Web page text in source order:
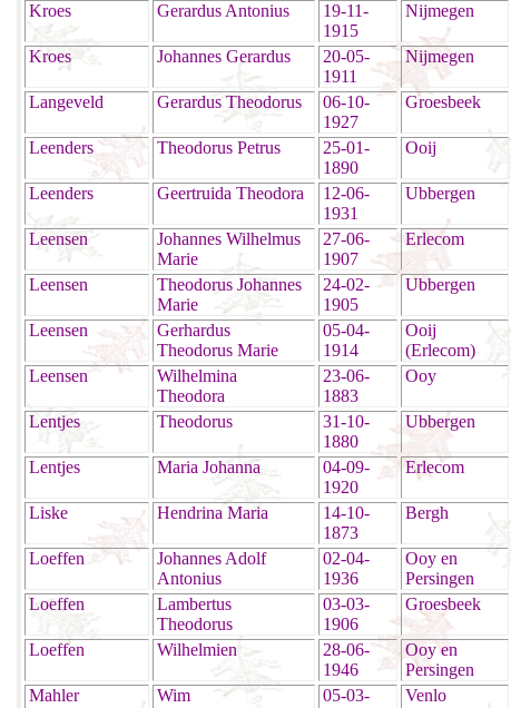
Kroes
Gerardus Antonius
19-11-
1915
Nijmegen
Kroes Johannes Gerardus
20-05-
1911
Nijmegen
Langeveld Gerardus Theodorus
06-10-
1927
Groesbeek
Leenders Theodorus Petrus
25-01-
1890
Ooij
Leenders Geertruida Theodora
12-06-
1931
Ubbergen
Leensen
Johannes Wilhelmus
Marie
27-06-
1907
Erlecom
Leensen
Theodorus Johannes
Marie
24-02-
1905
Ubbergen
Leensen
Gerhardus
Theodorus Marie
05-04-
1914
Ooij
(Erlecom)
Leensen
Wilhelmina
Theodora
23-06-
1883
Ooy
Lentjes
Theodorus
31-10-
1880
Ubbergen
Lentjes
Maria Johanna
04-09-
1920
Erlecom
Liske Hendrina Maria
14-10-
1873
Bergh
Loeffen
Johannes Adolf
Antonius
02-04-
1936
Ooy en
Persingen
Loeffen
Lambertus
Theodorus
03-03-
1906
Groesbeek
Loeffen
Wilhelmien
28-06-
1946
Ooy en
Persingen
Mahler Wim
05-03-
Venlo